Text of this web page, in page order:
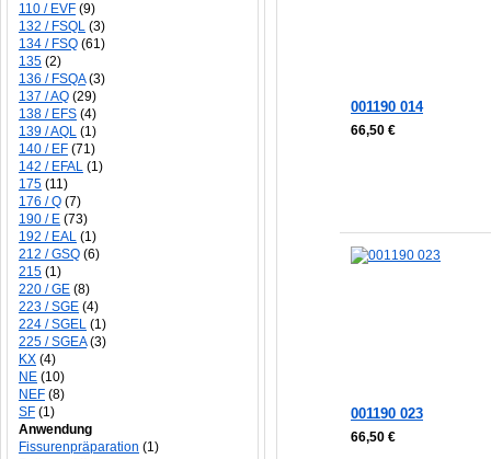
001190 014
66,50 €
001190 023
66,50 €
110 / EVF (9)
132 / FSQL (3)
134 / FSQ (61)
135 (2)
136 / FSQA(3)
137 / AQ (29)
138 / EFS (4)
139 / AQL (1)
140 / EF (71)
142 / EFAL (1)
175 (11)
176 / Q (7)
190 / E (73)
192 / EAL (1)
212 / GSQ (6)
215 (1)
220 / GE (8)
223 / SGE (4)
224 / SGEL (1)
225 / SGEA(3)
KX (4)
NE (10)
NEF (8)
SF (1)
Anwendung
Fissurenpräparation (1)